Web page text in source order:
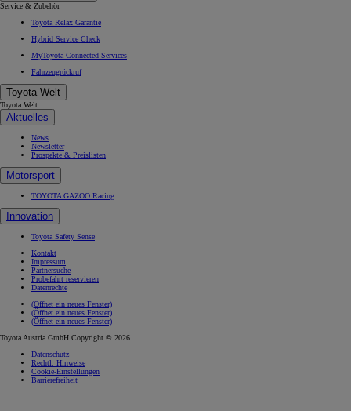
Service & Zubehör
Toyota Relax Garantie
Hybrid Service Check
MyToyota Connected Services
Fahrzeugrückruf
Toyota Welt
Toyota Welt
Aktuelles
News
Newsletter
Prospekte & Preislisten
Motorsport
TOYOTA GAZOO Racing
Innovation
Toyota Safety Sense
Kontakt
Impressum
Partnersuche
Probefahrt reservieren
Datenrechte
(Öffnet ein neues Fenster)
(Öffnet ein neues Fenster)
(Öffnet ein neues Fenster)
Toyota Austria GmbH Copyright © 2026
Datenschutz
Rechtl. Hinweise
Cookie-Einstellungen
Barrierefreiheit